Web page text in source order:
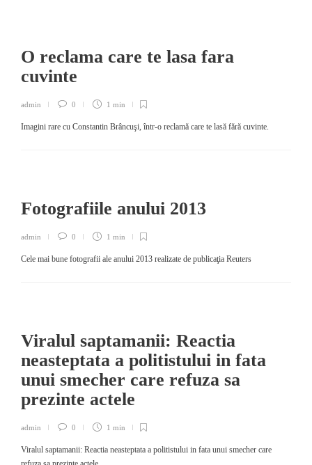
O reclama care te lasa fara
cuvinte
admin 0 1 min
Imagini rare cu Constantin Brâncuşi, într-o reclamă care te lasă fără cuvinte.
Fotografiile anului 2013
admin 0 1 min
Cele mai bune fotografii ale anului 2013 realizate de publicaţia Reuters
Viralul saptamanii: Reactia
neasteptata a politistului in fata
unui smecher care refuza sa
prezinte actele
admin 0 1 min
Viralul saptamanii: Reactia neasteptata a politistului in fata unui smecher care